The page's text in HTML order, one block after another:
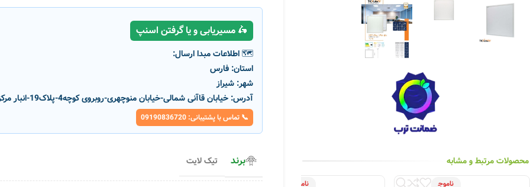
چراغ جت لایت
چراغ چشمی (پارکتی)
محصولات مرتبط و مشابه
ناموج ناموج
🛵 مسیریابی و یا گرفتن اسنپ
🗺️ اطلاعات مبدا ارسال:
استان:فارس
شهر:شیراز
آدرس:خیابان قاآنی شمالی-خیابان منوچهری-روبروی کوچه4-پلاک19-انبار مرکزی پارسانور
📞 تماس با پشتیبانی: 09190836720
برند تیک لایت